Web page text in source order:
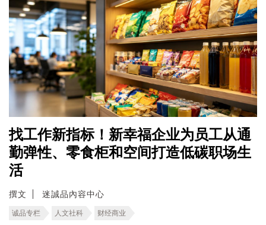
找工作新指标！新幸福企业为员工从通
勤弹性、零食柜和空间打造低碳职场生
活
撰文 迷誠品內容中心
诚品专栏 人文社科 财经商业